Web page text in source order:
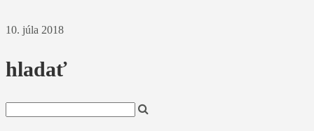
10. júla 2018
hladať